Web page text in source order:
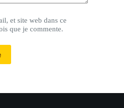
et site web dans ce
que je commente.